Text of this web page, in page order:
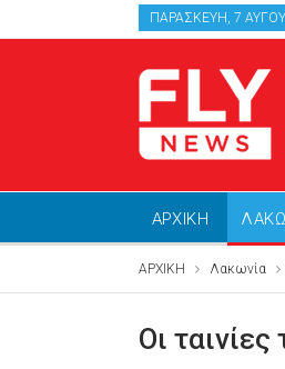
ΠΑΡΑΣΚΕΥΉ, 7
ΑΡΧΙΚΗ
ΑΡΧΙΚΗ Λακωνία
Οι